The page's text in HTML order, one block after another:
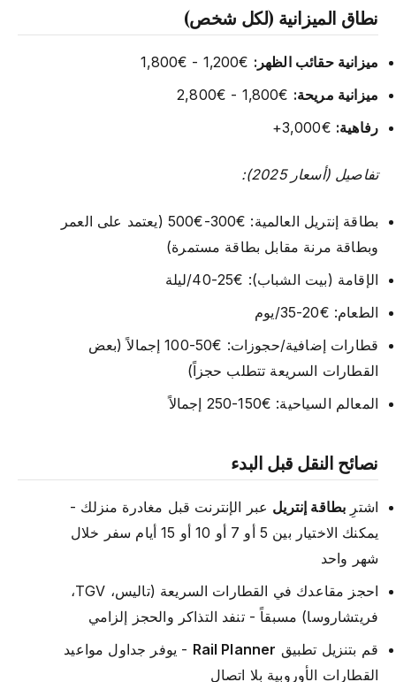
نطاق الميزانية (لكل شخص)
ميزانية حقائب الظهر: €1,200 - €1,800
ميزانية مريحة: €1,800 - €2,800
رفاهية: €3,000+
تفاصيل (أسعار 2025):
بطاقة إنتريل العالمية: €300-€500 (يعتمد على العمر
وبطاقة مرنة مقابل بطاقة مستمرة)
الإقامة (بيت الشباب): €25-40/ليلة
الطعام: €20-35/يوم
قطارات إضافية/حجوزات: €50-100 إجمالاً (بعض
القطارات السريعة تتطلب حجزاً)
المعالم السياحية: €150-250 إجمالاً
نصائح النقل قبل البدء
اشترِ بطاقة إنتريل عبر الإنترنت قبل مغادرة منزلك -
يمكنك الاختيار بين 5 أو 7 أو 10 أو 15 أيام سفر خلال
شهر واحد
احجز مقاعدك في القطارات السريعة (تاليس، TGV،
فريتشاروسا) مسبقاً - تنفد التذاكر والحجز إلزامي
قم بتنزيل تطبيق Rail Planner - يوفر جداول مواعيد
القطارات الأوروبية بلا اتصال